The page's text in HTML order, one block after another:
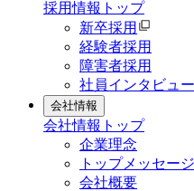
採用情報 トップ
新卒採用
経験者採用
障害者採用
社員インタビュー
会社情報
会社情報 トップ
企業理念
トップメッセージ
会社概要